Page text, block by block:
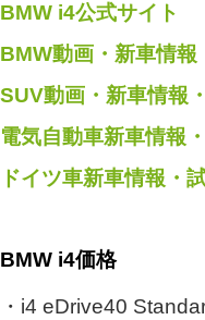
BMW i4公式サイト
BMW動画・新車情報
SUV動画・新車情報
電気自動車新車情報
ドイツ車新車情報・
BMW i4価格
・i4 eDrive40